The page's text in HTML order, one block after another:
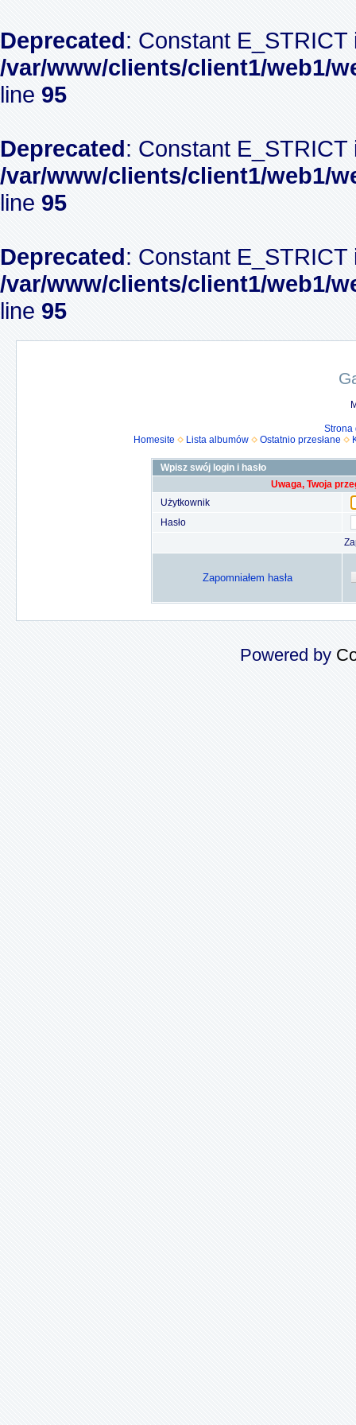
Deprecated: Constant
/var/www/clients/client1/web1/
line 95
Deprecated: Constant
/var/www/clients/client1/web1/
line 95
Deprecated: Constant
/var/www/clients/client1/web1/
line 95
Strona
Homesite
Lista albumów Ostatnio przesłane
Wpisz swój login i hasło
Uwaga, Twoja
Użytkownik
Hasło
Zapomniałem hasła
Powered by